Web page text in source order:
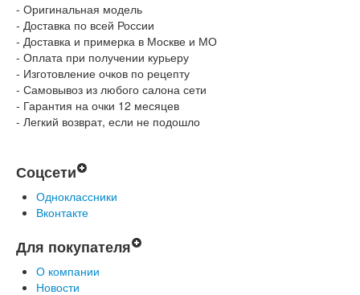
- Оригинальная модель
- Доставка по всей России
- Доставка и примерка в Москве и МО
- Оплата при получении курьеру
- Изготовление очков по рецепту
- Самовывоз из любого салона сети
- Гарантия на очки 12 месяцев
- Легкий возврат, если не подошло
Соцсети
Одноклассники
Вконтакте
Для покупателя
О компании
Новости